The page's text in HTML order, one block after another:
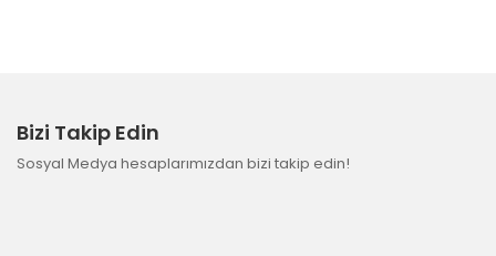
Bizi Takip Edin
Sosyal Medya hesaplarımızdan bizi takip edin!